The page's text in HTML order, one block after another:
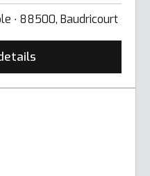
∙ 88500, Baudricourt